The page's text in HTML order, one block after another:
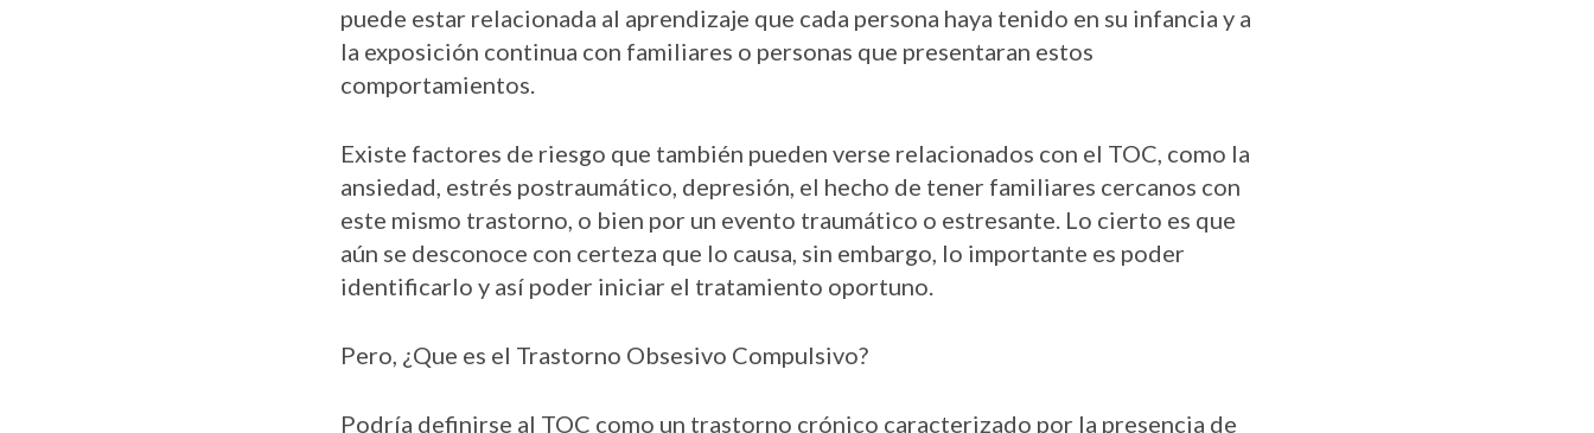
puede estar relacionada al aprendizaje que cada persona haya tenido en su infancia y a
la exposición continua con familiares o personas que presentaran estos
comportamientos.
Existe factores de riesgo que también pueden verse relacionados con el TOC, como la
ansiedad, estrés postraumático, depresión, el hecho de tener familiares cercanos con
este mismo trastorno, o bien por un evento traumático o estresante. Lo cierto es que
aún se desconoce con certeza que lo causa, sin embargo, lo importante es poder
identificarlo y así poder iniciar el tratamiento oportuno.
Pero, ¿Que es el Trastorno Obsesivo Compulsivo?
Podría definirse al TOC como un trastorno crónico caracterizado por la presencia de